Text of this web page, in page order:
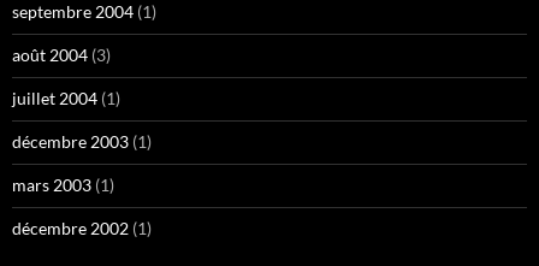
septembre 2004 (1)
août 2004 (3)
juillet 2004 (1)
décembre 2003 (1)
mars 2003 (1)
décembre 2002 (1)